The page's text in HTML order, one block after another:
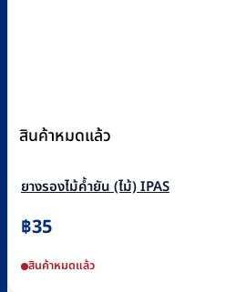
สินค้าหมดแล้ว
ยางรองไม้ค้ำยัน (ไม้) IPAS
฿35
สินค้าหมดแล้ว